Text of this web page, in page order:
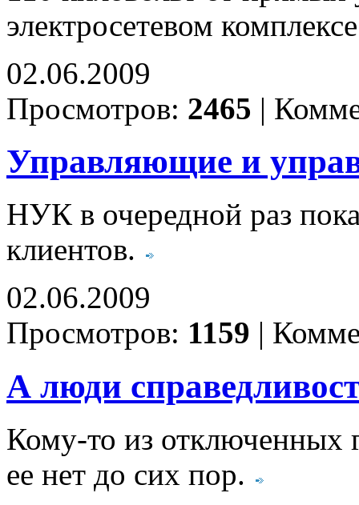
электросетевом
02.06.2009
Просмотров: 2465 |
Управляющие и
НУК в очередной раз
клиентов.
02.06.2009
Просмотров: 1159 |
А люди
Кому-то из отключенных
ее нет до сих пор.